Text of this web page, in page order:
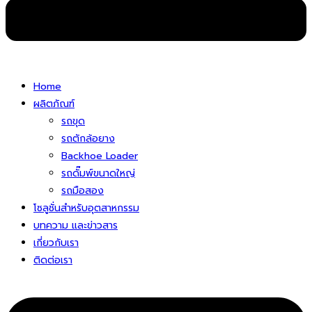
Home
ผลิตภัณฑ์
รถขุด
รถตักล้อยาง
Backhoe Loader
รถดั๊มพ์ขนาดใหญ่
รถมือสอง
โซลูชั่นสําหรับอุตสาหกรรม
บทความ และข่าวสาร
เกี่ยวกับเรา
ติดต่อเรา